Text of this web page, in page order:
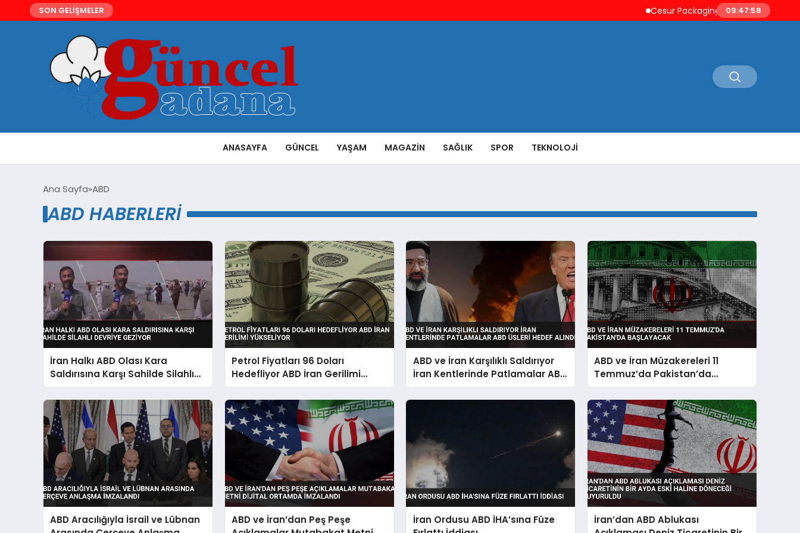
SON GELİŞMELER Cesur Packaging, Mısır’daki Üretim
09:47:58
ANASAYFA GÜNCEL YAŞAM MAGAZIN SAĞLIK SPOR TEKNOLOJI
Ana Sayfa ABD
ABD HABERLERI
İran Halkı ABD Olası Kara
Saldırısına Karşı Sahilde Silahlı
Devriye Geziyor
Petrol Fiyatları 96 Doları
Hedefliyor ABD İran Gerilimi
Yükseliyor
ABD ve İran Karşılıklı Saldırıyor
İran Kentlerinde Patlamalar ABD
Üsleri Hedef Alındı
ABD ve İran Müzakereleri 11
Temmuz’da Pakistan’da
Başlayacak
ABD Aracılığıyla İsrail ve Lübnan
ABD ve İran’dan Peş Peşe
İran Ordusu ABD İHA’sına Füze
İran’dan ABD Ablukası